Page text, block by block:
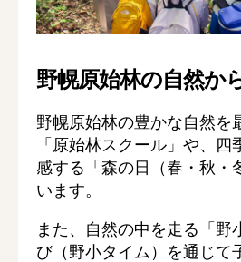
野幌原始林の自然か
野幌原始林の豊かな自然を
「原始林スクール」や、
感する「森の日（春・秋・
います。
また、自然の中を走る「野
び（野小タイム）を通じて